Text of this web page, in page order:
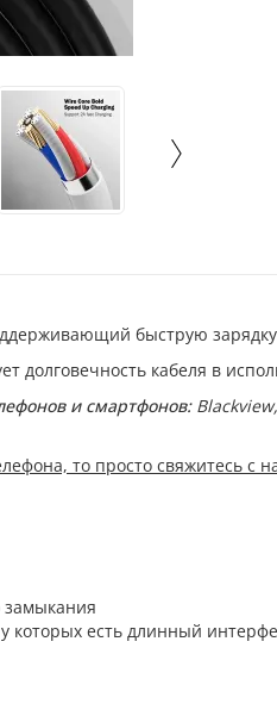
быструю
долговечность кабеля в
и смартфонов:
то просто свяжитесь с
замыкания
которых есть длинный